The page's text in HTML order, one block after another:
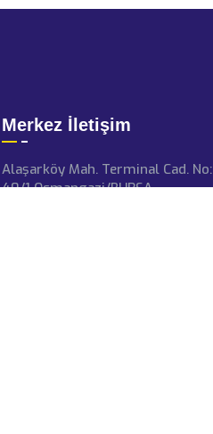
Merkez İletişim
Alaşarköy Mah. Terminal Cad. No:
40/1 Osmangazi/BURSA